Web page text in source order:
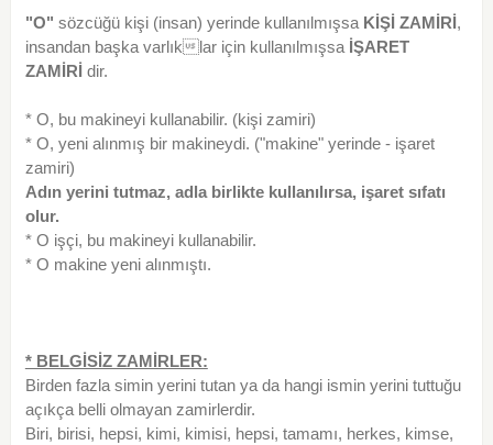
"O" sözcüğü kişi (insan) yerinde kullanılmışsa KİŞİ ZAMİRİ,
insandan başka varlıklar için kullanılmışsa İŞARET
ZAMİRİ dir.
* O, bu makineyi kullanabilir. (kişi zamiri)
* O, yeni alınmış bir makineydi. ("makine" yerinde - işaret
zamiri)
Adın yerini tutmaz, adla birlikte kullanılırsa, işaret sıfatı
olur.
* O işçi, bu makineyi kullanabilir.
* O makine yeni alınmıştı.
* BELGİSİZ ZAMİRLER:
Birden fazla simin yerini tutan ya da hangi ismin yerini tuttuğu
açıkça belli olmayan zamirlerdir.
Biri, birisi, hepsi, kimi, kimisi, hepsi, tamamı, herkes, kimse,